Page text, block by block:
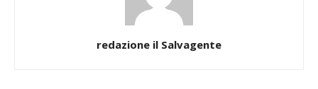
redazione il Salvagente